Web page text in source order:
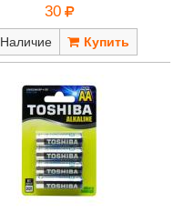
30
Наличие